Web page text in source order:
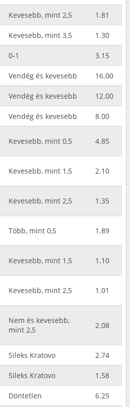
Kevesebb, mint 2,5 1.81
Kevesebb, mint 3,5 1.30
0-1 3.15
Vendég és kevesebb 16.00
Vendég és kevesebb 12.00
Vendég és kevesebb 8.00
Kevesebb, mint 0,5 4.85
Kevesebb, mint 1,5 2.10
Kevesebb, mint 2,5 1.35
Több, mint 0,5 1.89
Kevesebb, mint 1,5 1.10
Kevesebb, mint 2,5 1.01
Nem és kevesebb,
mint 2,5
2.08
Sileks Kratovo 2.74
Sileks Kratovo 1.58
Döntetlen 6.25